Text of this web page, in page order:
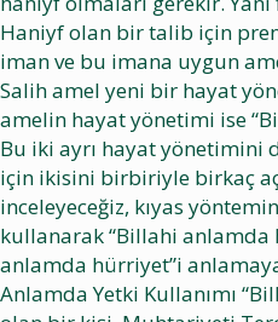
Haniyf olan bir talib için
iman ve bu imana uygun
Salih amel yeni bir hayat
amelin hayat yönetimi ise
Bu iki ayrı hayat
için ikisini birbiriyle birkaç
inceleyeceğiz, kıyas
kullanarak “Billahi anlamda
anlamda hürriyet”i
Anlamda Yetki Kullanımı